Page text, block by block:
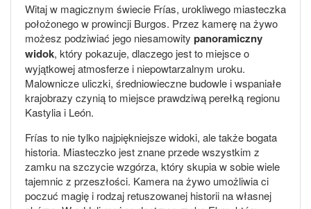
Witaj w magicznym świecie Frías, urokliwego miasteczka
położonego w prowincji Burgos. Przez kamerę na żywo
możesz podziwiać jego niesamowity panoramiczny
widok, który pokazuje, dlaczego jest to miejsce o
wyjątkowej atmosferze i niepowtarzalnym uroku.
Malownicze uliczki, średniowieczne budowle i wspaniałe
krajobrazy czynią to miejsce prawdziwą perełką regionu
Kastylia i León.
Frías to nie tylko najpiękniejsze widoki, ale także bogata
historia. Miasteczko jest znane przede wszystkim z
zamku na szczycie wzgórza, który skupia w sobie wiele
tajemnic z przeszłości. Kamera na żywo umożliwia ci
poczuć magię i rodzaj retuszowanej historii na własnej